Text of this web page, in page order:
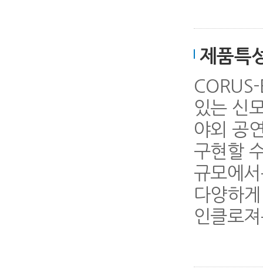
제품특
있는 신
야외 공
구현할
규모에
다양하
인클로